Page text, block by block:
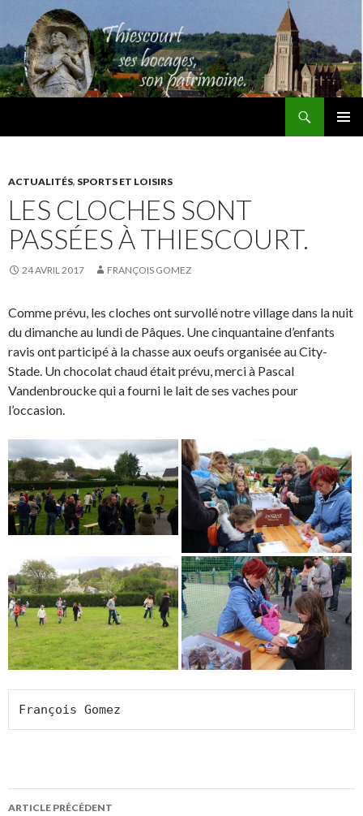
ACTUALITÉS, SPORTS ET LOISIRS
LES CLOCHES SONT
PASSÉES À THIESCOURT.
24 AVRIL 2017 FRANÇOIS GOMEZ
Comme prévu, les cloches ont survollé notre village dans la nuit
du dimanche au lundi de Pâques. Une cinquantaine d’enfants
ravis ont participé à la chasse aux oeufs organisée au City-
Stade. Un chocolat chaud était prévu, merci à Pascal
Vandenbroucke qui a fourni le lait de ses vaches pour
l’occasion.
François Gomez
Navigation
ARTICLE PRÉCÉDENT